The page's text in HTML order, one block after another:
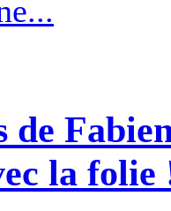
la folie